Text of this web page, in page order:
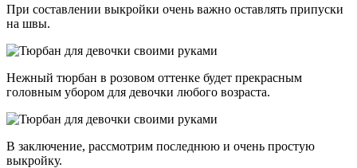
При составлении выкройки очень важно оставлять припуски
на швы.
Нежный тюрбан в розовом оттенке будет прекрасным
головным убором для девочки любого возраста.
В заключение, рассмотрим последнюю и очень простую
выкройку.